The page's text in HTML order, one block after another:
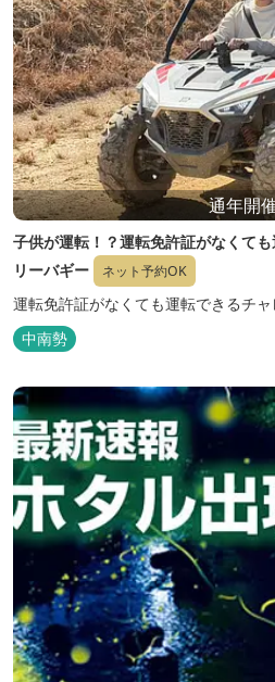
通年開
子供が運転！？運転免許証がなくて
リーバギー
ネット予約OK
運転免許証がなくても運転できるチ
中南勢